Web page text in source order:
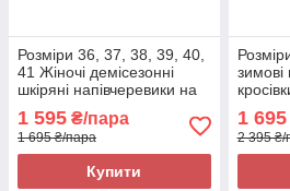
Розміри 36, 37, 38, 39, 40,
41 Жіночі демісезонні
шкіряні напівчеревики на
легкі та зручні
1 595 ₴/пара
1 695 ₴/пара
Купити
зимові
1 695
2 395 ₴/